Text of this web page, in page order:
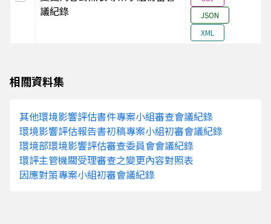
台灣～澎湖161kV電纜線路工程環境影響說
1140164A
彰濱工業區設置風力發電機開發計畫環境影
內容對照表（停止第42、47及67號風機營運
議紀錄
JSON
XML
相關資料集
其他環境影響評估書件專案小組審查會議紀錄
環境影響評估報告書初稿專案小組初審會議紀錄
環境部環境影響評估審查委員會會議紀錄
環評主管機關受理審查之變更內容對照表
因應對策專案小組初審會議紀錄